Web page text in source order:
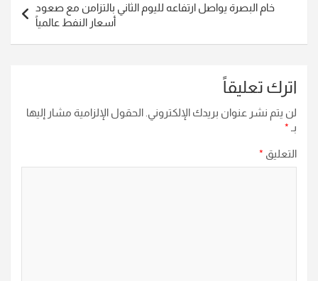
خام البصرة يواصل ارتفاعه لليوم الثاني بالتزامن مع صعود
أسعار النفط عالمياً
اترك تعليقاً
لن يتم نشر عنوان بريدك الإلكتروني. الحقول الإلزامية مشار إليها
بـ *
التعليق *